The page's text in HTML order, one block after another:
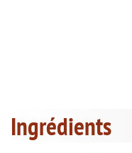
Ingrédients